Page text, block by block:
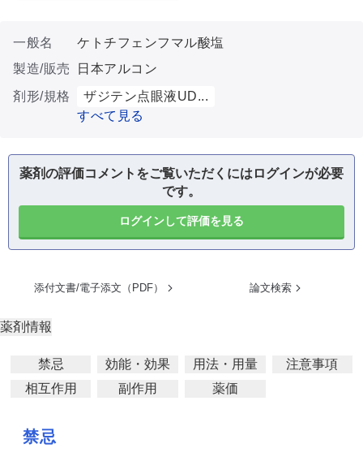
一般名
ケトチフェンフマル酸塩
製造/販売
日本アルコン
剤形/規格
ザジテン点眼液UD...
すべて見る
薬剤の評価コメントをご覧いただくにはログインが必要
です。
ログインして評価を見る
添付文書/電子添文（PDF） 論文検索
薬剤情報
禁忌 効能・効果 用法・用量
注意事項
相互作用
副作用 薬価
禁忌